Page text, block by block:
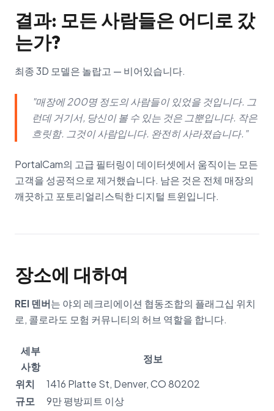
결과: 모든 사람들은 어디로 갔
는가?
최종 3D 모델은 놀랍고 — 비어있습니다.
"매장에 200명 정도의 사람들이 있었을 것입니다. 그
런데 거기서, 당신이 볼 수 있는 것은 그뿐입니다. 작은
흐릿함. 그것이 사람입니다. 완전히 사라졌습니다."
PortalCam의 고급 필터링이 데이터셋에서 움직이는 모든
고객을 성공적으로 제거했습니다. 남은 것은 전체 매장의
깨끗하고 포토리얼리스틱한 디지털 트윈입니다.
장소에 대하여
REI 덴버는 야외 레크리에이션 협동조합의 플래그십 위치
로, 콜로라도 모험 커뮤니티의 허브 역할을 합니다.
세부
사항
정보
위치
1416 Platte St, Denver, CO 80202
규모
9만 평방피트 이상